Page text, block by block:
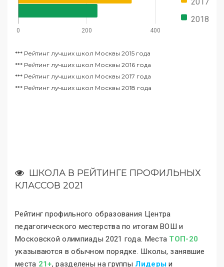
2018
0 200 400
*** Рейтинг лучших школ Москвы 2015 года
*** Рейтинг лучших школ Москвы 2016 года
*** Рейтинг лучших школ Москвы 2017 года
*** Рейтинг лучших школ Москвы 2018 года
ШКОЛА В РЕЙТИНГЕ ПРОФИЛЬНЫХ
КЛАССОВ 2021
Рейтинг профильного образования Центра
педагогического местерства по итогам ВОШ и
Московской олимпиады 2021 года. Места ТОП-20
указываются в обычном порядке. Школы, занявшие
места 21+, разделены на группы Лидеры и